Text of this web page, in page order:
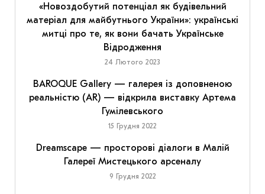
«Новоздобутий потенціал як будівельний
матеріал для майбутнього України»: українські
митці про те, як вони бачать Українське
Відродження
24 Лютого 2023
BAROQUE Gallery — галерея із доповненою
реальністю (AR) — відкрила виставку Артема
Гумілевського
15 Грудня 2022
Dreamscape — просторові діалоги в Малій
Галереї Мистецького арсеналу
9 Грудня 2022